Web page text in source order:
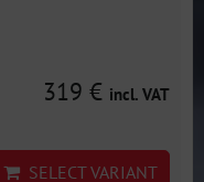
319 € incl. VAT
SELECT VARIANT